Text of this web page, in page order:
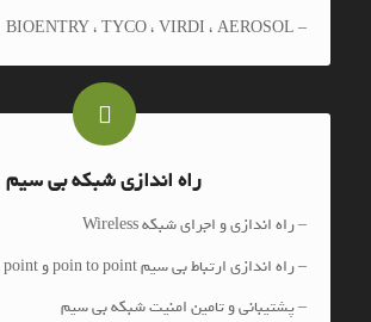
– BIOENTRY ، TYCO ، VIRDI ، AEROSOL
راه اندازی شبکه بی سیم
– راه اندازی و اجرای شبکه Wireless
– راه اندازی ارتباط بی سیم poin to point و point to multi point
– پشتیبانی و تامین امنیت شبکه بی سیم